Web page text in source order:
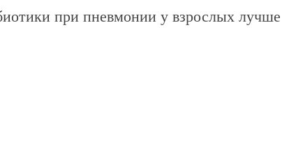
при пневмонии у взрослых лучше